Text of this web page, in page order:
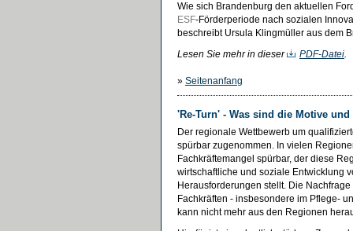
Wie sich Brandenburg den aktuellen
ESF-Förderperiode nach sozialen
beschreibt Ursula Klingmüller aus dem
Lesen Sie mehr in dieser
PDF-Datei.
» Seitenanfang
'Re-Turn' - Was sind die Motive
Der regionale Wettbewerb um
spürbar zugenommen. In vielen
Fachkräftemangel spürbar, der diese
wirtschaftliche und soziale Entwicklung
Herausforderungen stellt. Die
Fachkräften - insbesondere im Pflege-
kann nicht mehr aus den Regionen